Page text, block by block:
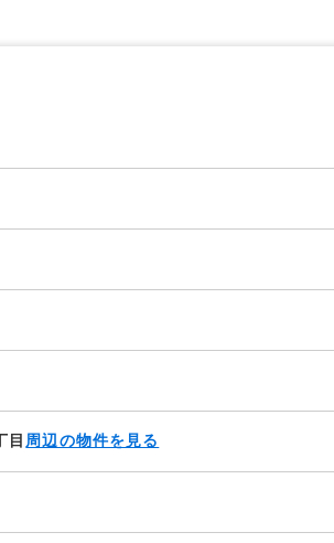
目 周辺の物件を見る